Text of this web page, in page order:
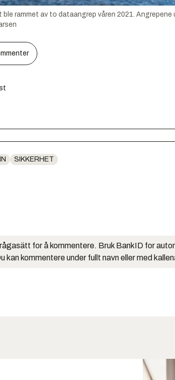
rammet av to dataangrep våren 2021.
SIKKERHET
for å kommentere. Bruk BankID for
kan kommentere under fullt navn eller med